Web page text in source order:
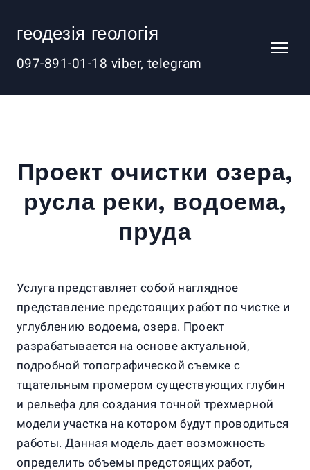
геодезія геологія
097-891-01-18 viber, telegram
Проект очистки озера,
русла реки, водоема,
пруда
Услуга представляет собой наглядное
представление предстоящих работ по чистке и
углублению водоема, озера. Проект
разрабатывается на основе актуальной,
подробной топографической съемке с
тщательным промером существующих глубин
и рельефа для создания точной трехмерной
модели участка на котором будут проводиться
работы. Данная модель дает возможность
определить объемы предстоящих работ,